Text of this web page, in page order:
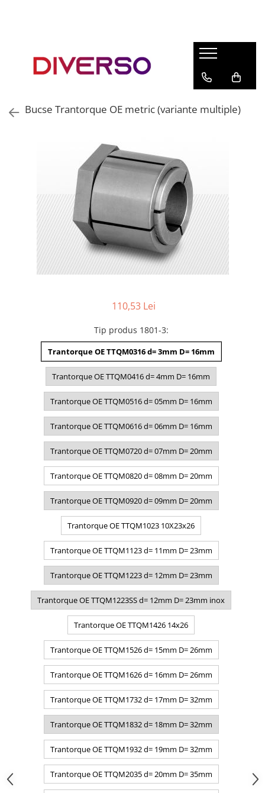
ASA
MULTIMATERIAL
Bucse Trantorque OE metric (variante multiple)
110,53 Lei
Tip produs 1801-3:
Trantorque OE TTQM0316 d= 3mm D= 16mm
Trantorque OE TTQM0416 d= 4mm D= 16mm
Trantorque OE TTQM0516 d= 05mm D= 16mm
Trantorque OE TTQM0616 d= 06mm D= 16mm
Trantorque OE TTQM0720 d= 07mm D= 20mm
Trantorque OE TTQM0820 d= 08mm D= 20mm
Trantorque OE TTQM0920 d= 09mm D= 20mm
Trantorque OE TTQM1023 10X23x26
Trantorque OE TTQM1123 d= 11mm D= 23mm
Trantorque OE TTQM1223 d= 12mm D= 23mm
Trantorque OE TTQM1223SS d= 12mm D= 23mm inox
Trantorque OE TTQM1426 14x26
Trantorque OE TTQM1526 d= 15mm D= 26mm
Trantorque OE TTQM1626 d= 16mm D= 26mm
Trantorque OE TTQM1732 d= 17mm D= 32mm
Trantorque OE TTQM1832 d= 18mm D= 32mm
Trantorque OE TTQM1932 d= 19mm D= 32mm
Trantorque OE TTQM2035 d= 20mm D= 35mm